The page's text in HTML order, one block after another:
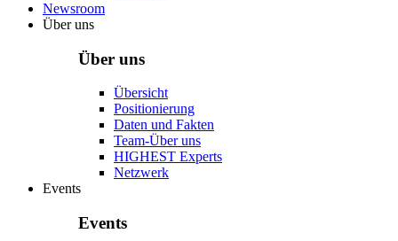
Newsroom
Über uns
Über uns
Übersicht
Positionierung
Daten und Fakten
Team-Über uns
HIGHEST Experts
Netzwerk
Events
Events